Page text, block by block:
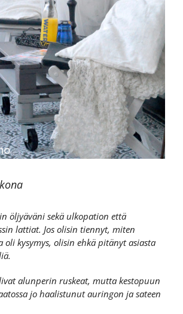
öljyäväni sekä ulkopation että
lattiat. Jos olisin tiennyt, miten
oli kysymys, olisin ehkä pitänyt asiasta
alunperin ruskeat, mutta kestopuun
jo haalistunut auringon ja sateen